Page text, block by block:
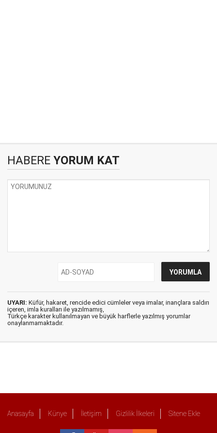
HABERE YORUM KAT
UYARI: Küfür, hakaret, rencide edici cümleler veya imalar, inançlara saldırı
içeren, imla kuralları ile yazılmamış,
Türkçe karakter kullanılmayan ve büyük harflerle yazılmış yorumlar
onaylanmamaktadır.
Anasayfa Künye İletişim Gizlilik İlkeleri Sitene Ekle